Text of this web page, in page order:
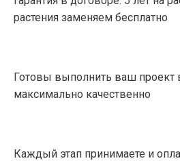
растения заменяем бесплатно
Готовы выполнить ваш проект
максимально качественно
Каждый этап принимаете и